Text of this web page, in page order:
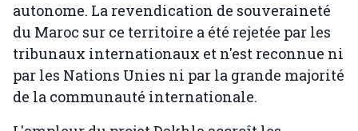
autonome. La revendication de souveraineté
du Maroc sur ce territoire a été rejetée par les
tribunaux internationaux et n'est reconnue ni
par les Nations Unies ni par la grande majorité
de la communauté internationale.